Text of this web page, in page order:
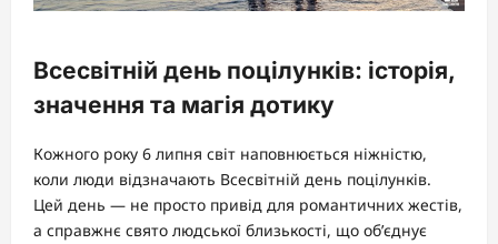
Всесвітній день поцілунків: історія,
значення та магія дотику
Кожного року 6 липня світ наповнюється ніжністю,
коли люди відзначають Всесвітній день поцілунків.
Цей день — не просто привід для романтичних жестів,
а справжнє свято людської близькості, що об’єднує